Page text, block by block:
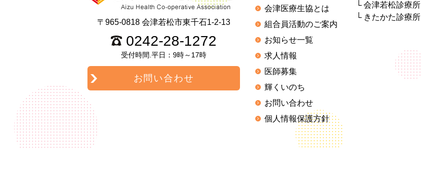
〒965-0818 会津若松市東千石1-2-13
0242-28-1272
受付時間.平日：9時～17時
お問い合わせ
会津医療生協とは
組合員活動のご案内
お知らせ一覧
求人情報
医師募集
輝くいのち
お問い合わせ
個人情報保護方針
会津若松診療所
きたかた診療所